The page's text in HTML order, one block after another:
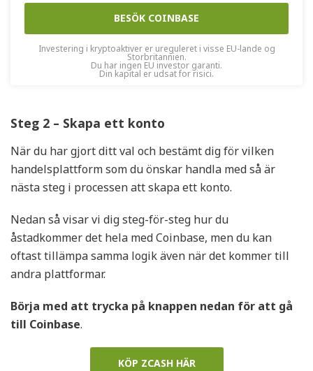
BESÖK COINBASE
Investering i kryptoaktiver er ureguleret i visse EU-lande og
Storbritannien.
Du har ingen EU investor garanti.
Din kapital er udsat for risici.
Steg 2 – Skapa ett konto
När du har gjort ditt val och bestämt dig för vilken
handelsplattform som du önskar handla med så är
nästa steg i processen att skapa ett konto.
Nedan så visar vi dig steg-för-steg hur du
åstadkommer det hela med Coinbase, men du kan
oftast tillämpa samma logik även när det kommer till
andra plattformar.
Börja med att trycka på knappen nedan för att gå
till Coinbase.
KÖP ZCASH HÄR